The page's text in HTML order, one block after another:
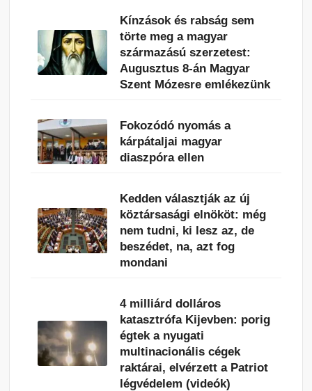
Kínzások és rabság sem
törte meg a magyar
származású szerzetest:
Augusztus 8-án Magyar
Szent Mózesre emlékezünk
Fokozódó nyomás a
kárpátaljai magyar
diaszpóra ellen
Kedden választják az új
köztársasági elnököt: még
nem tudni, ki lesz az, de
beszédet, na, azt fog
mondani
4 milliárd dolláros
katasztrófa Kijevben: porig
égtek a nyugati
multinacionális cégek
raktárai, elvérzett a Patriot
légvédelem (videók)